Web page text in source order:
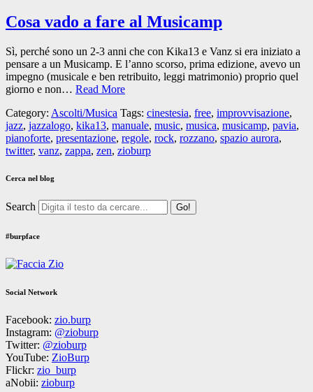
Cosa vado a fare al Musicamp
Sì, perché sono un 2-3 anni che con Kika13 e Vanz si era iniziato a
pensare a un Musicamp. E l’anno scorso, prima edizione, avevo un
impegno (musicale e ben retribuito, leggi matrimonio) proprio quel
giorno e non… Read More
Category: Ascolti/Musica Tags: cinestesia, free, improvvisazione,
jazz, jazzalogo, kika13, manuale, music, musica, musicamp, pavia,
pianoforte, presentazione, regole, rock, rozzano, spazio aurora,
twitter, vanz, zappa, zen, zioburp
Cerca nel blog
Search
#burpface
Social Network
Facebook: zio.burp
Instagram: @zioburp
Twitter: @zioburp
YouTube: ZioBurp
Flickr: zio_burp
aNobii: zioburp